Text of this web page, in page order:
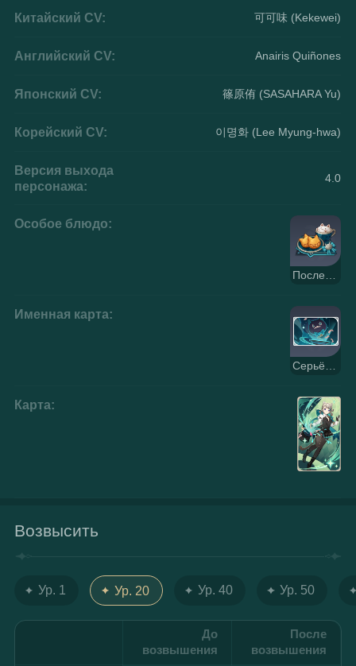
Китайский CV: 可可味 (Kekewei)
Английский CV: Anairis Quiñones
Японский CV: 篠原侑 (SASAHARA Yu)
Корейский CV: 이명화 (Lee Myung-hwa)
Версия выхода
персонажа:
4.0
Особое блюдо:
Именная карта:
Карта:
Возвысить
Ур. 1 Ур. 20 Ур. 40 Ур. 50
До
возвышения
После
возвышения